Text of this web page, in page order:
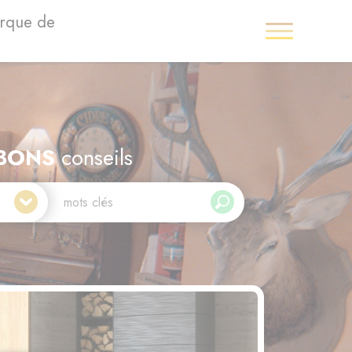
de
conseils